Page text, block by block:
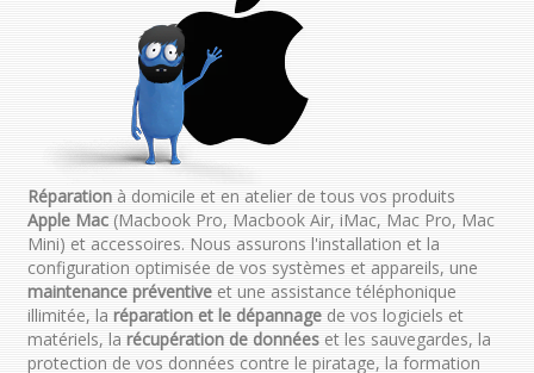
Réparationà domicile et en atelier de tous vos produits
Apple Mac(Macbook Pro, Macbook Air, iMac, Mac Pro, Mac
Mini) et accessoires. Nous assurons l'installation et la
configuration optimisée de vos systèmes et appareils, une
maintenance préventiveet une assistance téléphonique
illimitée, la réparation et le dépannagede vos logiciels et
matériels, la récupération de donnéeset les sauvegardes, la
protection de vos données contre le piratage, la formation